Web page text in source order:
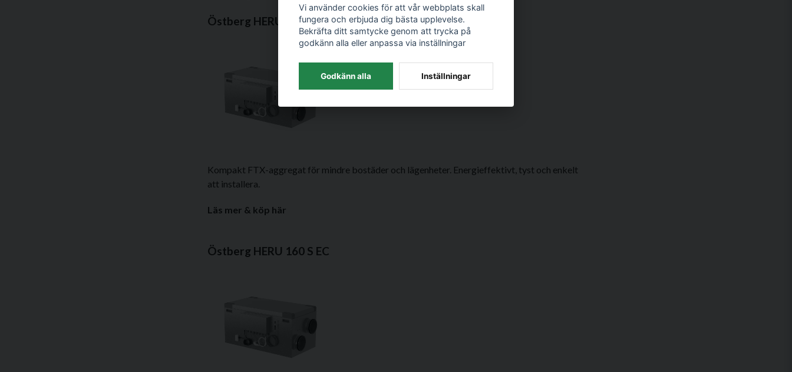
Östberg HERU 100 S EC
Kompakt FTX-aggregat för mindre bostäder och lägenheter. Energieffektivt, tyst och enkelt
att installera.
Läs mer & köp här
Östberg HERU 160 S EC
Vi använder cookies för att vår webbplats skall
fungera och erbjuda dig bästa upplevelse.
Bekräfta ditt samtycke genom att trycka på
godkänn alla eller anpassa via inställningar
Godkänn alla Inställningar